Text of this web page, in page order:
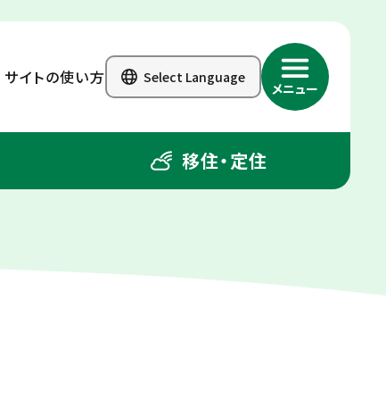
サイトの使い方 Select Language
メニュー
移住・定住